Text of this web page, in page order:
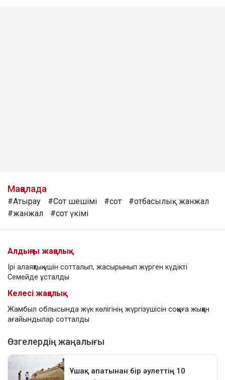
Мақалада
#Атырау #Сот шешімі #сот
#отбасылық жанжал
#жанжал
#сот үкімі
Алдыңғы жаңалық
Ірі алаяқтық үшін сотталып, жасырынып жүрген күдікті
Семейде ұсталды
Келесі жаңалық
Жамбыл облысында жүк көлігінің жүргізушісін соққыға жыққан
ағайындылар сотталды